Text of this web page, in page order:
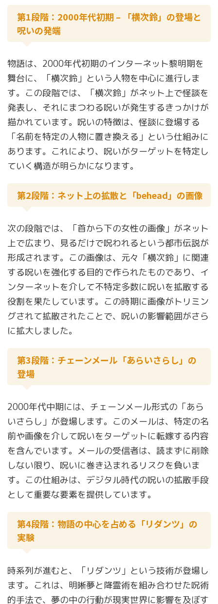
第1段階：2000年代初期 – 「横次鈴」の登場と
呪いの発端
物語は、2000年代初期のインターネット黎明期を
舞台に、「横次鈴」という人物を中心に進行しま
す。この段階では、「横次鈴」がネット上で怪談を
発表し、それにまつわる呪いが発生するきっかけが
描かれています。呪いの特徴は、怪談に登場する
「名前を特定の人物に置き換える」という仕組みに
あります。これにより、呪いがターゲットを特定し
ていく構造が明らかになります。
第2段階：ネット上の拡散と「behead」の画像
次の段階では、「首から下の女性の画像」がネット
上で広まり、見るだけで呪われるという都市伝説が
形成されます。この画像は、元々「横次鈴」に関連
する呪いを強化する目的で作られたものであり、イ
ンターネットを介して不特定多数に呪いを拡散する
役割を果たしています。この時期に画像がトリミン
グされて拡散されたことで、呪いの影響範囲がさら
に拡大しました。
第3段階：チェーンメール「あらいさらし」の
登場
2000年代中期には、チェーンメール形式の「あら
いさらし」が登場します。このメールは、特定の名
前や画像を介して呪いをターゲットに転嫁する内容
を含んでいます。メールの受信者は、読まずに削除
しない限り、呪いに巻き込まれるリスクを負いま
す。この仕組みは、デジタル時代の呪いの拡散手段
として重要な要素を提供しています。
第4段階：物語の中心を占める「リダンツ」の
実験
時系列が進むと、「リダンツ」という技術が登場し
ます。これは、明晰夢と降霊術を組み合わせた呪術
的手法で、夢の中の行動が現実世界に影響を及ぼす